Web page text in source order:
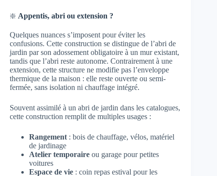
❇️ Appentis, abri ou extension ?
Quelques nuances s’imposent pour éviter les
confusions. Cette construction se distingue de l’abri de
jardin par son adossement obligatoire à un mur existant,
tandis que l’abri reste autonome. Contrairement à une
extension, cette structure ne modifie pas l’enveloppe
thermique de la maison : elle reste ouverte ou semi-
fermée, sans isolation ni chauffage intégré.
Souvent assimilé à un abri de jardin dans les catalogues,
cette construction remplit de multiples usages :
Rangement : bois de chauffage, vélos, matériel
de jardinage
Atelier temporaire ou garage pour petites
voitures
Espace de vie : coin repas estival pour les